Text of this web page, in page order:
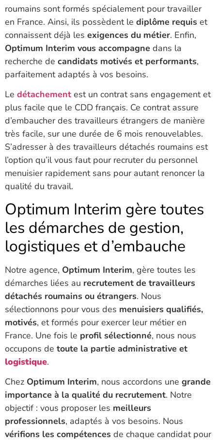
roumains sont formés spécialement pour travailler
en France. Ainsi, ils possèdent le diplôme requis et
connaissent déjà les exigences du métier. Enfin,
Optimum Interim vous accompagne dans la
recherche de candidats motivés et performants,
parfaitement adaptés à vos besoins.
Le détachement est un contrat sans engagement et
plus facile que le CDD français. Ce contrat assure
d’embaucher des travailleurs étrangers de manière
très facile, sur une durée de 6 mois renouvelables.
S’adresser à des travailleurs détachés roumains est
l’option qu’il vous faut pour recruter du personnel
menuisier rapidement sans pour autant renoncer la
qualité du travail.
Optimum Interim gère toutes
les démarches de gestion,
logistiques et d’embauche
Notre agence, Optimum Interim, gère toutes les
démarches liées au recrutement de travailleurs
détachés roumains ou étrangers. Nous
sélectionnons pour vous des menuisiers qualifiés,
motivés, et formés pour exercer leur métier en
France. Une fois le profil sélectionné, nous nous
occupons de toute la partie administrative et
logistique.
Chez Optimum Interim, nous accordons une grande
importance à la qualité du recrutement. Notre
objectif : vous proposer les meilleurs
professionnels, adaptés à vos besoins. Nous
vérifions les compétences de chaque candidat pour